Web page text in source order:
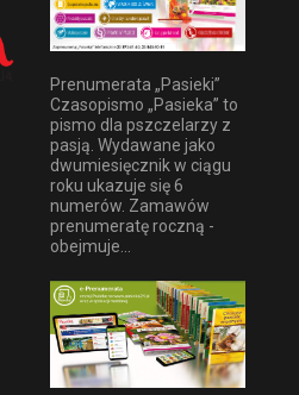
Prenumerata „Pasieki”
Czasopismo „Pasieka” to
pismo dla pszczelarzy z
pasją. Wydawane jako
dwumiesięcznik w ciągu
roku ukazuje się 6
numerów. Zamawów
prenumeratę roczną -
obejmuje...